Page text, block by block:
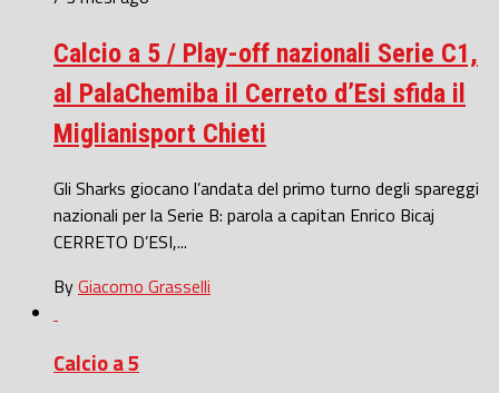
Calcio a 5 / Play-off nazionali Serie C1,
al PalaChemiba il Cerreto d’Esi sfida il
Miglianisport Chieti
Gli Sharks giocano l’andata del primo turno degli spareggi
nazionali per la Serie B: parola a capitan Enrico Bicaj
CERRETO D’ESI,...
ByGiacomo Grasselli
Calcio a 5